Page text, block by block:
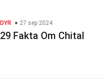
DYR 27 sep 2024
29 Fakta Om Chital